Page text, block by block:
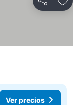
Compartir
Ver precios